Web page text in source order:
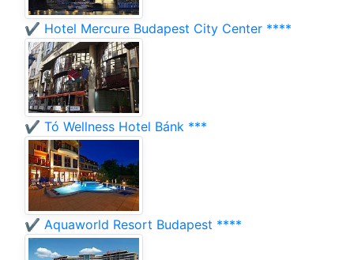
✔️ Hotel Mercure Budapest City Center ****
✔️ Tó Wellness Hotel Bánk ***
✔️ Aquaworld Resort Budapest ****